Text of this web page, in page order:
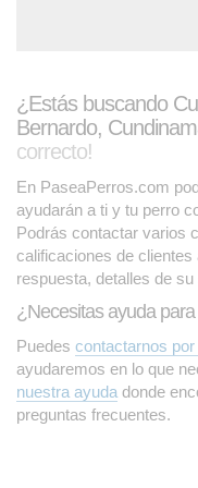
¿Estás buscando
Bernardo,
correcto!
En PaseaPerros.com
ayudarán a ti y tu perro
Podrás contactar varios
calificaciones de
respuesta, detalles de
¿Necesitas ayuda
Puedes contactarnos
ayudaremos en lo que
nuestra ayuda donde
preguntas frecuentes.